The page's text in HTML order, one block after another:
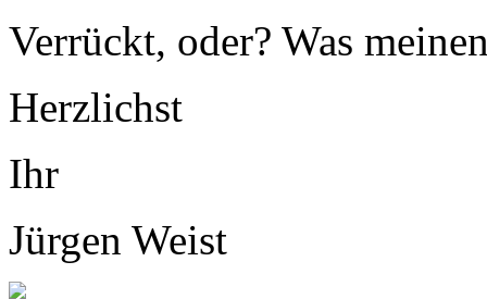
Verrückt, oder? Was
Herzlichst
Ihr
Jürgen Weist